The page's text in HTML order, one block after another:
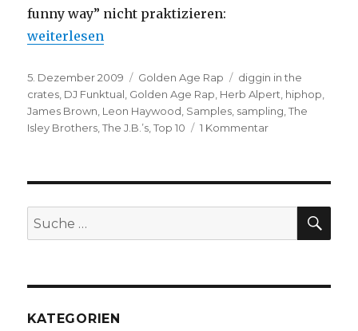
funny way” nicht praktizieren:
„DJ Funktuals Top 10 HipHop-Samples“
weiterlesen
Veröffentlicht
am
5. Dezember 2009 Kategorien
Golden Age Rap Schlagwörter
diggin in the
crates DJ Funktual Golden Age Rap Herb Alpert hiphop
James Brown Leon Haywood Samples sampling ,The
Isley Brothers ,The J.B.’s ,Top 10 1 Kommentarzu
HipHop-
Samples
Suche
nach:
KATEGORIEN